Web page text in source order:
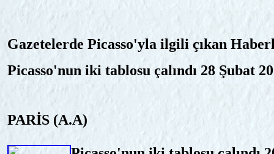
Gazetelerde Picasso'yla ilgili çıkan
Picasso'nun iki tablosu çalındı 28 Şubat
PARİS (A.A)